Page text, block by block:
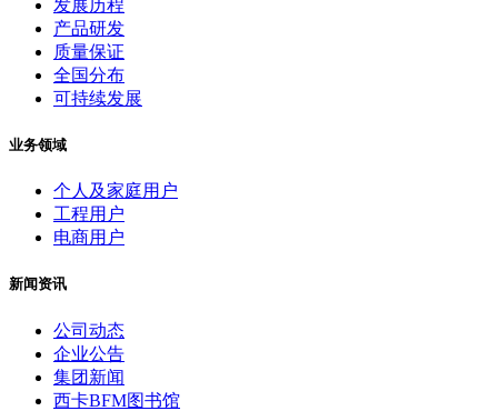
发展历程
产品研发
质量保证
全国分布
可持续发展
业务领域
个人及家庭用户
工程用户
电商用户
新闻资讯
公司动态
企业公告
集团新闻
西卡BFM图书馆